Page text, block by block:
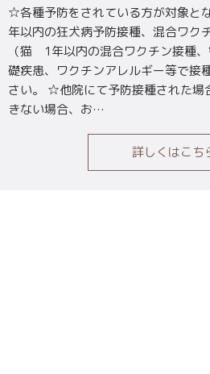
☆各種予防をされている方が対象と
年以内の狂犬病予防接種、混合ワク
（猫 1年以内の混合ワクチン接種
礎疾患、ワクチンアレルギー等で接
さい。 ☆他院にて予防接種された場
きない場合、お…
詳しくはこち